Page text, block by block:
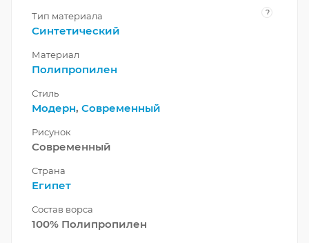
Тип материала ?
Синтетический
Материал
Полипропилен
Стиль
Модерн, Современный
Рисунок
Современный
Страна
Египет
Состав ворса
100% Полипропилен